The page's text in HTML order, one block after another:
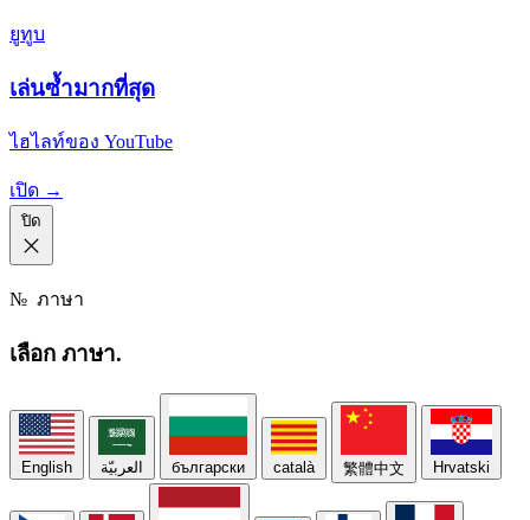
ยูทูบ
เล่นซ้ำมากที่สุด
ไฮไลท์ของ YouTube
เปิด →
ปิด
№ ภาษา
เลือก ภาษา.
English العربيّة български català 繁體中文 Hrvatski